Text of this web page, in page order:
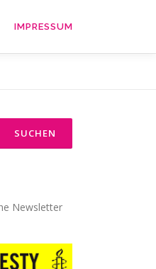
IMPRESSUM
Newsletter